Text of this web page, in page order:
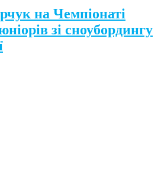
на Чемпіонаті
зі сноубордингу